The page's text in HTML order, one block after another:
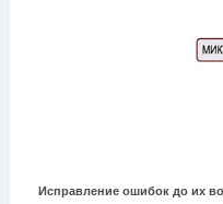
Исправление ошибок до их